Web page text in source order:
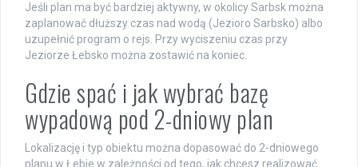
Jeśli plan ma być bardziej aktywny, w okolicy Sarbsk można
zaplanować dłuższy czas nad wodą (Jezioro Sarbsko) albo
uzupełnić program o rejs. Przy wyciszeniu czas przy
Jeziorze Łebsko można zostawić na koniec.
Gdzie spać i jak wybrać bazę
wypadową pod 2-dniowy plan
Lokalizację i typ obiektu można dopasować do 2-dniowego
planu w Łebie w zależności od tego, jak chcesz realizować